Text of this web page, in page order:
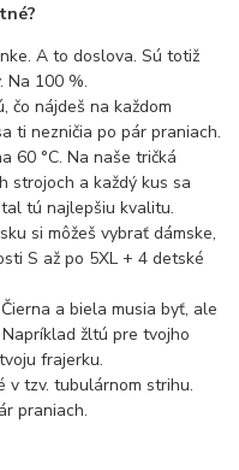
A to doslova. Sú totiž
Na 100 %.
čo nájdeš na každom
ti nezničia po pár praniach.
60 °C. Na naše tričká
strojoch a každý kus sa
tú najlepšiu kvalitu.
si môžeš vybrať dámske,
S až po 5XL + 4 detské
a biela musia byť, ale
žltú pre tvojho
frajerku.
v tzv. tubulárnom strihu.
praniach.